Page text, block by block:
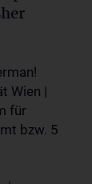
Wien |
für
bzw. 5